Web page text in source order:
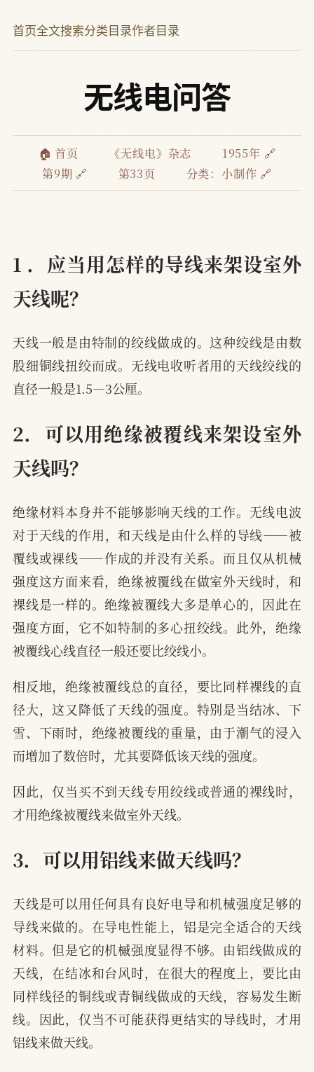
首页全文搜索分类目录作者目录
无线电问答
🏠 首页 《无线电》杂志
1955年 🔗
第9期 🔗
第33页 分类：小制作 🔗
1 ．应当用怎样的导线来架设室外
天线呢？
天线一般是由特制的绞线做成的。这种绞线是由数
股细铜线扭绞而成。无线电收听者用的天线绞线的
直径一般是1.5—3公厘。
2．可以用绝缘被覆线来架设室外
天线吗？
绝缘材料本身并不能够影响天线的工作。无线电波
对于天线的作用，和天线是由什么样的导线——被
覆线或裸线——作成的并没有关系。而且仅从机械
强度这方面来看，绝缘被覆线在做室外天线时，和
裸线是一样的。绝缘被覆线大多是单心的，因此在
强度方面，它不如特制的多心扭绞线。此外，绝缘
被覆线心线直径一般还要比绞线小。
相反地，绝缘被覆线总的直径，要比同样裸线的直
径大，这又降低了天线的强度。特别是当结冰、下
雪、下雨时，绝缘被覆线的重量，由于潮气的浸入
而增加了数倍时，尤其要降低该天线的强度。
因此，仅当买不到天线专用绞线或普通的裸线时，
才用绝缘被覆线来做室外天线。
3．可以用铝线来做天线吗？
天线是可以用任何具有良好电导和机械强度足够的
导线来做的。在导电性能上，铝是完全适合的天线
材料。但是它的机槭强度显得不够。由铝线做成的
天线，在结冰和台风时，在很大的程度上，要比由
同样线径的铜线或青铜线做成的天线，容易发生断
线。因此，仅当不可能获得更结实的导线时，才用
铝线来做天线。